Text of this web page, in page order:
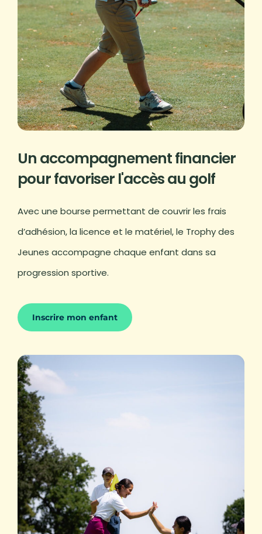
Un accompagnement financier
pour favoriser l'accès au golf
Avec une bourse permettant de couvrir les frais
d’adhésion, la licence et le matériel, le Trophy des
Jeunes accompagne chaque enfant dans sa
progression sportive.
Inscrire mon enfant